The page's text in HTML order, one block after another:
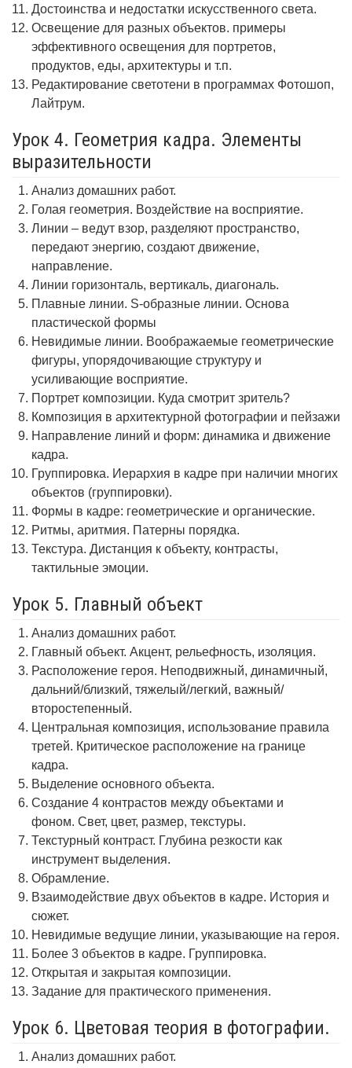
Достоинства и недостатки искусственного света.
Освещение для разных объектов. примеры
эффективного освещения для портретов,
продуктов, еды, архитектуры и т.п.
Редактирование светотени в программах Фотошоп,
Лайтрум.
Урок 4. Геометрия кадра. Элементы
выразительности
Анализ домашних работ.
Голая геометрия. Воздействие на восприятие.
Линии – ведут взор, разделяют пространство,
передают энергию, создают движение,
направление.
Линии горизонталь, вертикаль, диагональ.
Плавные линии. S-образные линии. Основа
пластической формы
Невидимые линии. Воображаемые геометрические
фигуры, упорядочивающие структуру и
усиливающие восприятие.
Портрет композиции. Куда смотрит зритель?
Композиция в архитектурной фотографии и пейзажи
Направление линий и форм: динамика и движение
кадра.
Группировка. Иерархия в кадре при наличии многих
объектов (группировки).
Формы в кадре: геометрические и органические.
Ритмы, аритмия. Патерны порядка.
Текстура. Дистанция к объекту, контрасты,
тактильные эмоции.
Урок 5. Главный объект
Анализ домашних работ.
Главный объект. Акцент, рельефность, изоляция.
Расположение героя. Неподвижный, динамичный,
дальний/близкий, тяжелый/легкий, важный/
второстепенный.
Центральная композиция, использование правила
третей. Критическое расположение на границе
кадра.
Выделение основного объекта.
Создание 4 контрастов между объектами и
фоном. Свет, цвет, размер, текстуры.
Текстурный контраст. Глубина резкости как
инструмент выделения.
Обрамление.
Взаимодействие двух объектов в кадре. История и
сюжет.
Невидимые ведущие линии, указывающие на героя.
Более 3 объектов в кадре. Группировка.
Открытая и закрытая композиции.
Задание для практического применения.
Урок 6. Цветовая теория в фотографии.
Анализ домашних работ.